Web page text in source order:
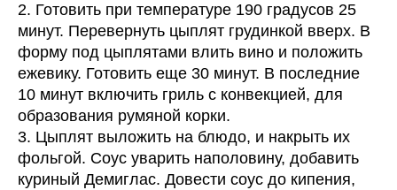
2. Готовить при температуре 190 градусов 25
минут. Перевернуть цыплят грудинкой вверх. В
форму под цыплятами влить вино и положить
ежевику. Готовить еще 30 минут. В последние
10 минут включить гриль с конвекцией, для
образования румяной корки.
3. Цыплят выложить на блюдо, и накрыть их
фольгой. Соус уварить наполовину, добавить
куриный Демиглас. Довести соус до кипения,